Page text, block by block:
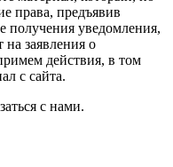
права, предъявив
получения уведомления,
на заявления о
действия, в том
с сайта.
с нами.